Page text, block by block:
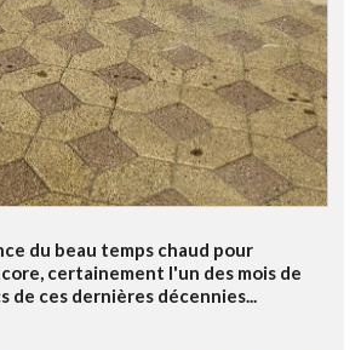
du beau temps chaud pour
certainement l'un des mois de
de ces dernières décennies...